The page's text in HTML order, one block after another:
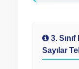
3.
Sayılar